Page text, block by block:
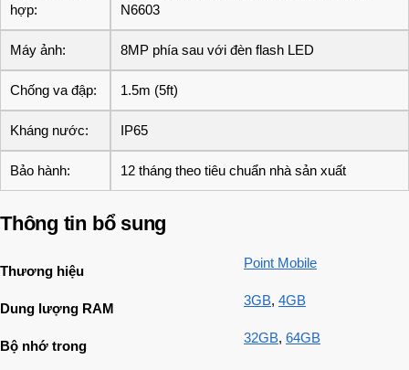
hợp:
N6603
Máy ảnh: 8MP phía sau với đèn flash LED
Chống va đập: 1.5m (5ft)
Kháng nước: IP65
Bảo hành: 12 tháng theo tiêu chuẩn nhà sản xuất
Thông tin bổ sung
Thương hiệu
Point Mobile
Dung lượng RAM
3GB, 4GB
Bộ nhớ trong
32GB, 64GB